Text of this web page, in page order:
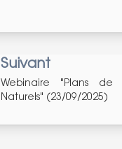
Suivant
Webinaire "Plans de
Naturels" (23/09/2025)